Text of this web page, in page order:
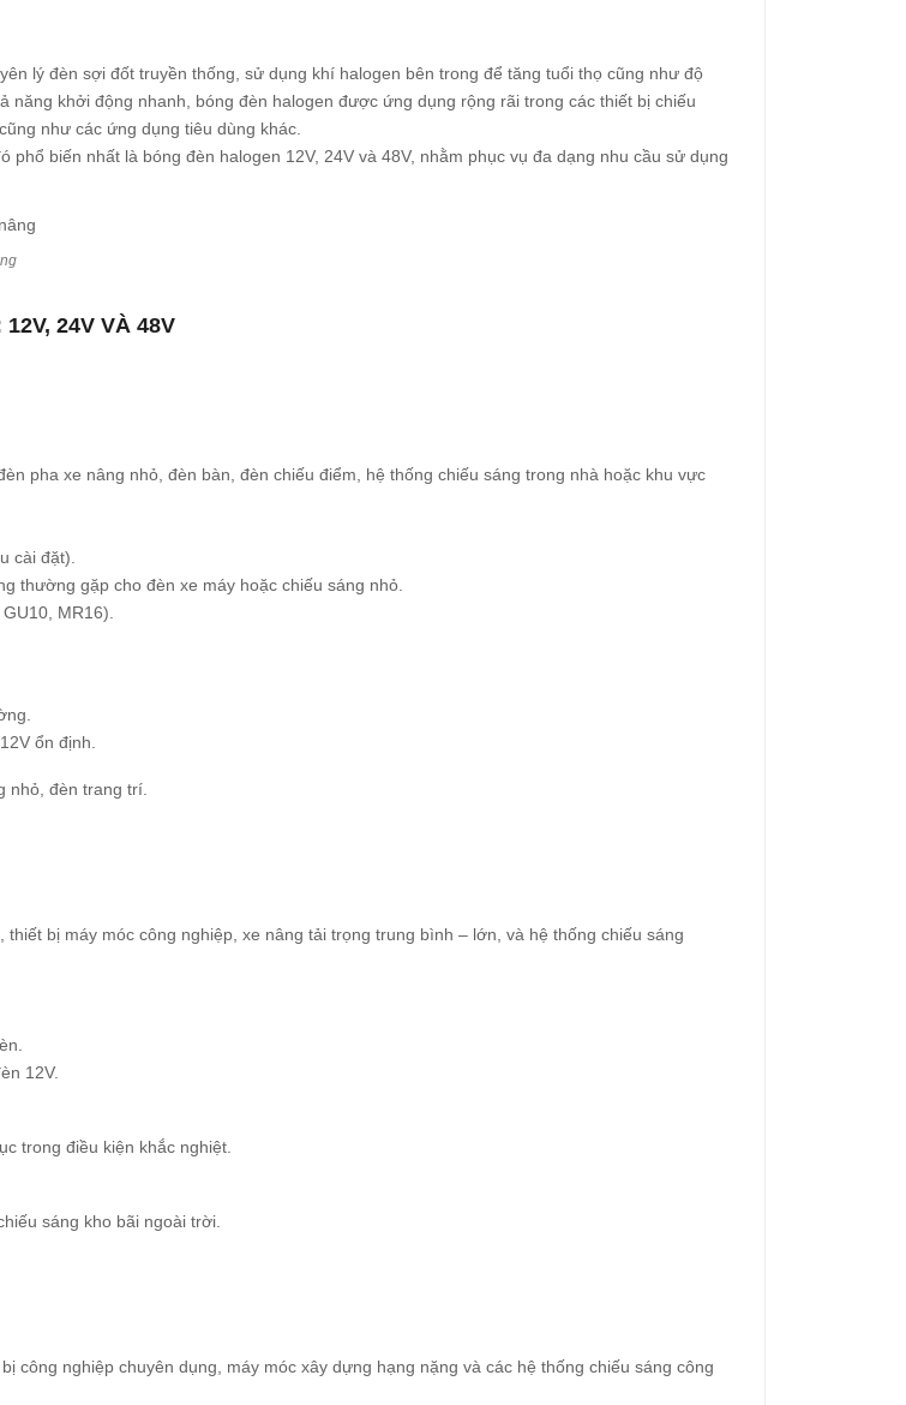
lý đèn sợi đốt truyền thống, sử dụng khí halogen bên trong để tăng tuổi thọ cũng như độ
khởi động nhanh, bóng đèn halogen được ứng dụng rộng rãi trong các thiết bị chiếu
như các ứng dụng tiêu dùng khác.
biến nhất là bóng đèn halogen 12V, 24V và 48V, nhằm phục vụ đa dạng nhu cầu sử dụng
24V VÀ 48V
pha xe nâng nhỏ, đèn bàn, đèn chiếu điểm, hệ thống chiếu sáng trong nhà hoặc khu vực
cài đặt).
thường gặp cho đèn xe máy hoặc chiếu sáng nhỏ.
MR16).
ổn định.
nhỏ, đèn trang trí.
bị máy móc công nghiệp, xe nâng tải trọng trung bình – lớn, và hệ thống chiếu sáng
12V.
trong điều kiện khắc nghiệt.
sáng kho bãi ngoài trời.
công nghiệp chuyên dụng, máy móc xây dựng hạng nặng và các hệ thống chiếu sáng công